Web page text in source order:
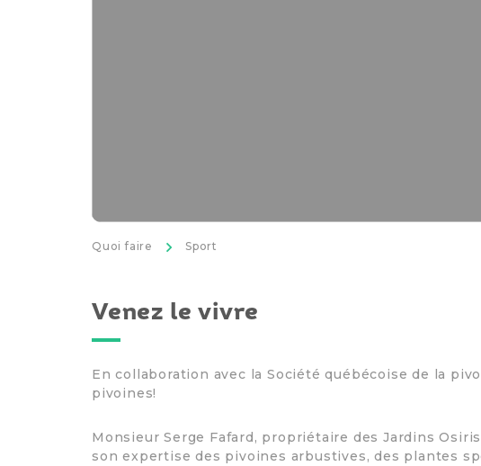
Quoi faire >
Sport
Venez le vivre
En collaboration avec la Société québécoise de la
pivoines!
Monsieur Serge Fafard, propriétaire des Jardins
son expertise des pivoines arbustives, des plantes